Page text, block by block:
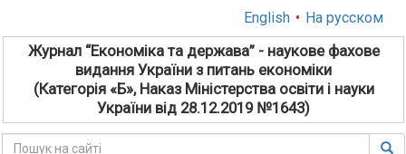
English • На русском
Журнал “Економіка та держава” - наукове фахове
видання України з питань економіки
(Категорія «Б», Наказ Міністерства освіти і науки
України від 28.12.2019 №1643)